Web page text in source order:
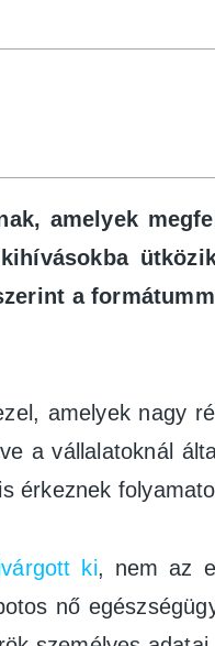
amelyek
a
amelyek nagy
a vállalatoknál
érkeznek
ki, nem az
nő